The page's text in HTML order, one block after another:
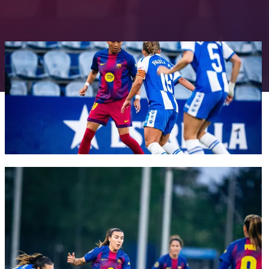
FC Barcelona club badge
FC Barcelona club badge